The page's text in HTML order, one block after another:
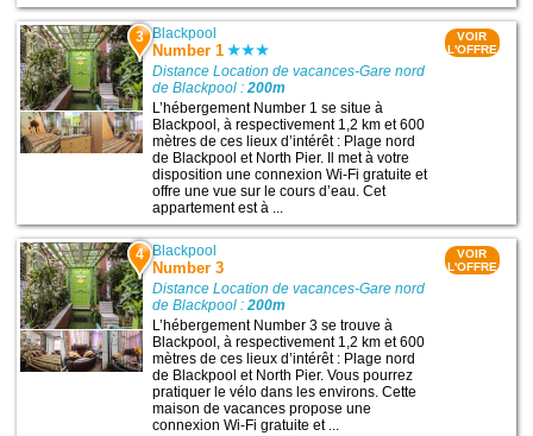
3 Blackpool
Number 1
Distance Location de vacances-Gare nord
de Blackpool :200m
L’hébergement Number 1 se situe à
Blackpool, à respectivement 1,2 km et 600
mètres de ces lieux d’intérêt : Plage nord
de Blackpool et North Pier. Il met à votre
disposition une connexion Wi-Fi gratuite et
offre une vue sur le cours d’eau. Cet
appartement est à ...
VOIR
L'OFFRE
4 Blackpool
Number 3
Distance Location de vacances-Gare nord
de Blackpool :200m
L’hébergement Number 3 se trouve à
Blackpool, à respectivement 1,2 km et 600
mètres de ces lieux d’intérêt : Plage nord
de Blackpool et North Pier. Vous pourrez
pratiquer le vélo dans les environs. Cette
maison de vacances propose une
connexion Wi-Fi gratuite et ...
VOIR
L'OFFRE